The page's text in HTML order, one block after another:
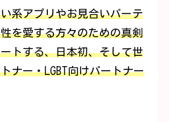
系アプリやお見合いパーテ
を愛する方々のための真剣
トする、日本初、そして世
ナー・LGBT向けパートナー